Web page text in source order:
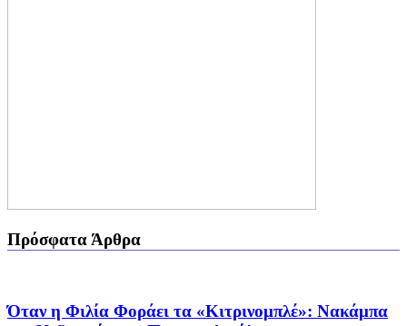
Πρόσφατα Άρθρα
Όταν η Φιλία Φοράει τα «Κιτρινομπλέ»: Νακάμπα